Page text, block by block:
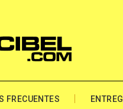
FRECUENTES